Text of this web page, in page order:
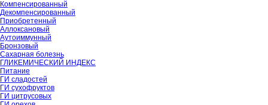
Компенсированный
Декомпенсированный
Приобретенный
Аллоксановый
Аутоиммунный
Бронзовый
Сахарная болезнь
ГЛИКЕМИЧЕСКИЙ ИНДЕКС
Питание
ГИ сладостей
ГИ сухофруктов
ГИ цитрусовых